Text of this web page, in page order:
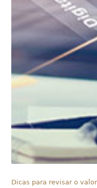
Dicas para revisar o